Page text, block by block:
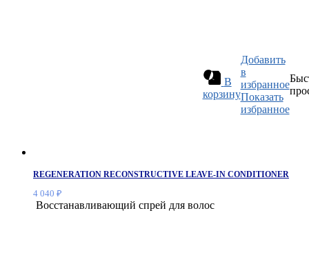
В
корзину
Добавить
в
избранное
Показать
избранное
REGENERATION RECONSTRUCTIVE LEAVE-IN CONDITIONER
4 040 ₽
Восстанавливающий спрей для волос